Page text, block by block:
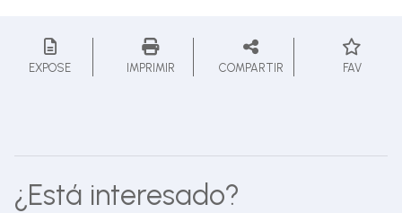
EXPOSE IMPRIMIR COMPARTIR FAV
¿Está interesado?